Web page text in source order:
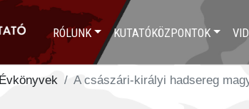
RÓLUNK KUTATÓKÖZPONTOK
Évkönyvek A császári-királyi hadsereg